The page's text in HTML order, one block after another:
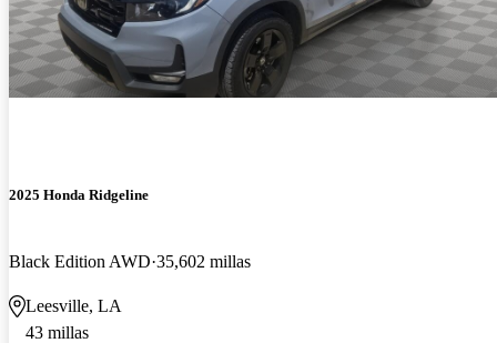
2025 Honda Ridgeline
Black Edition AWD 35,602 millas
Leesville, LA
43 millas